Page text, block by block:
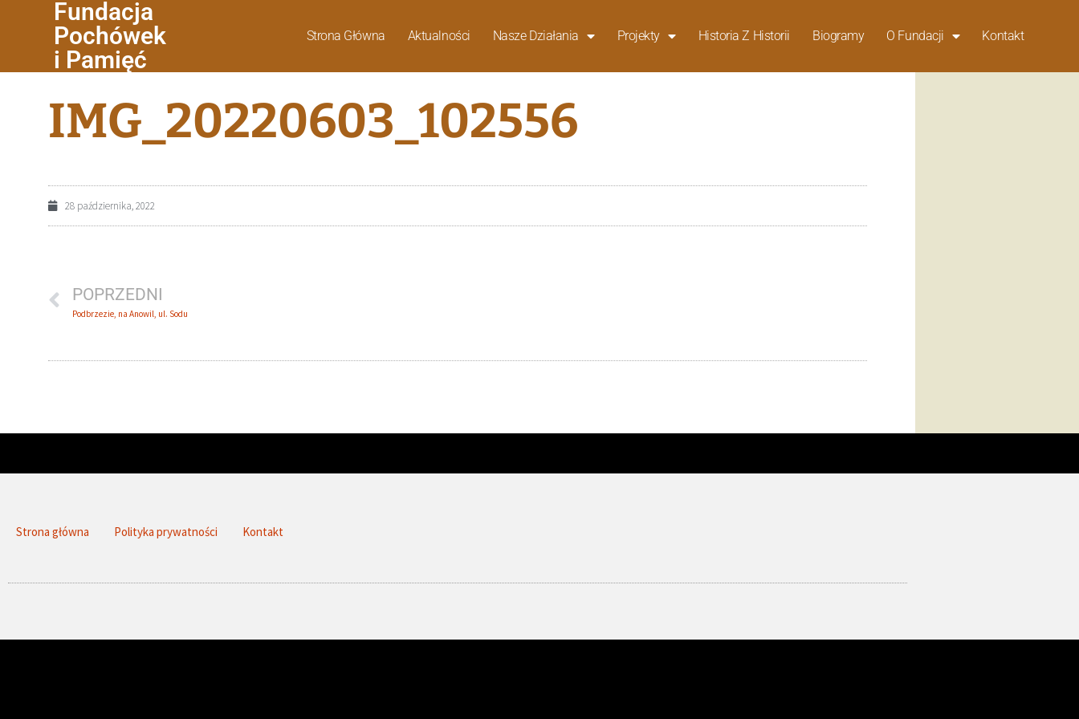
Fundacja
Pochówek
i Pamięć
Strona Główna Aktualności Nasze Działania Projekty Historia Z Historii Biogramy O Fundacji Kontakt
IMG_20220603_102556
28 października, 2022
POPRZEDNI
Podbrzezie, na Anowil, ul. Sodu
Strona główna Polityka prywatności Kontakt